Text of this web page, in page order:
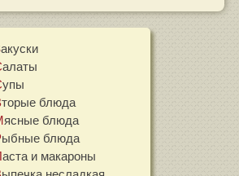
Закуски
Салаты
Супы
Вторые блюда
Мясные блюда
Рыбные блюда
Паста и макароны